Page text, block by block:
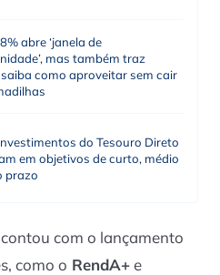
abre ‘janela de
mas também traz
como aproveitar sem cair
do Tesouro Direto
em objetivos de curto, médio
prazo
com o lançamento
como o RendA+e